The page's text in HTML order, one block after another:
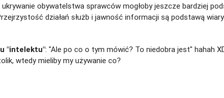
obywatelstwa sprawców mogłoby jeszcze bardziej
działań służb i jawność informacji są podstawą
"intelektu": "Ale po co o tym mówić? To niedobra jest" hahah
wtedy mieliby my używanie co?